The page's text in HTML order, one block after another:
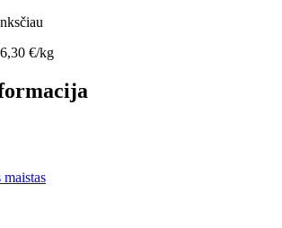
6,30 €/kg